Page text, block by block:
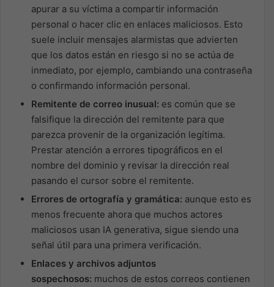
apurar a su víctima a compartir información
personal o hacer clic en enlaces maliciosos. Esto
suele incluir mensajes alarmistas que advierten
que los datos están en riesgo si no se actúa de
inmediato, por ejemplo, cambiando una contraseña
o confirmando información personal.
Remitente de correo inusual: es común que se
falsifique la dirección del remitente para que
parezca provenir de la organización legítima.
Prestar atención a errores tipográficos en el
nombre del dominio y revisar la dirección real
pasando el cursor sobre el remitente.
Errores de ortografía y gramática: aunque esto es
menos frecuente ahora que muchos actores
maliciosos usan IA generativa, sigue siendo una
señal útil para una primera verificación.
Enlaces y archivos adjuntos
sospechosos: muchos de estos correos contienen